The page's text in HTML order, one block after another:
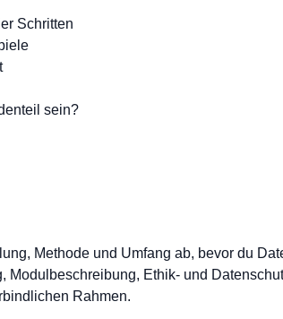
Schritten
sein?
Methode und Umfang ab, bevor du
Modulbeschreibung, Ethik- und
Rahmen.